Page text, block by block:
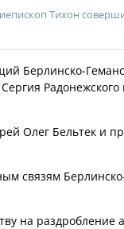
Тихон
Берлинско-
Олег Бельтек и
связям
на раздробление